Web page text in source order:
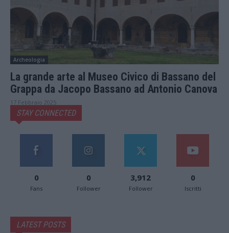
Archeologia
La grande arte al Museo Civico di Bassano del
Grappa da Jacopo Bassano ad Antonio Canova
17 Febbraio 2025
STAY CONNECTED
0
Fans
0
Follower
3,912
Follower
0
Iscritti
LATEST POSTS